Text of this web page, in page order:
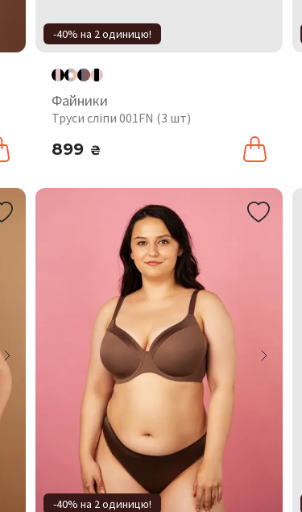
-40% на 2 одиницю!
Файники
Труси сліпи 001FN (3 шт)
899 ₴
-40% на 2 одиницю!